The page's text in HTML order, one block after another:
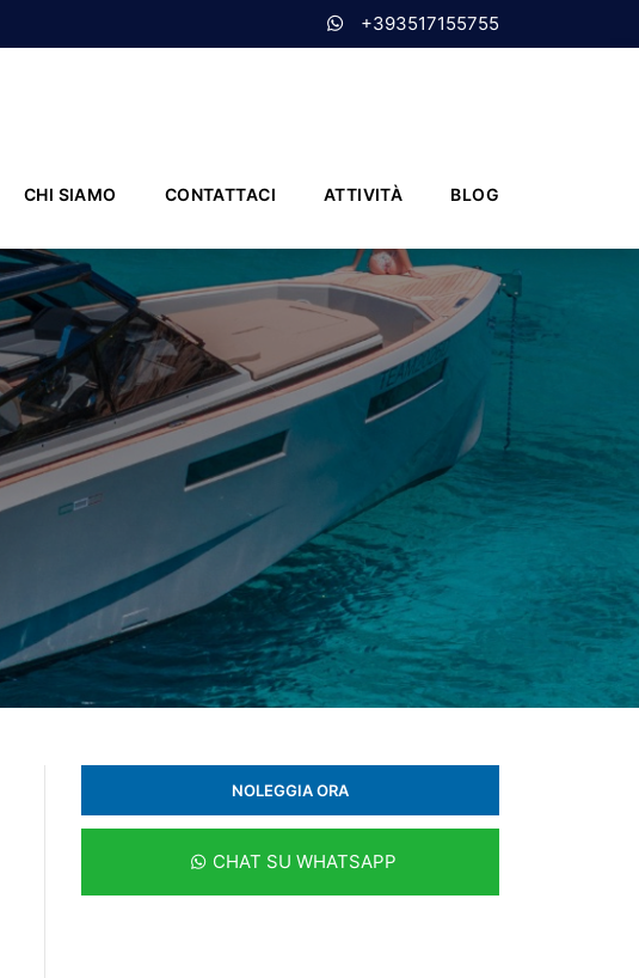
+393517155755
CHI SIAMO CONTATTACI ATTIVITÀ BLOG
NOLEGGIA ORA
CHAT SU WHATSAPP